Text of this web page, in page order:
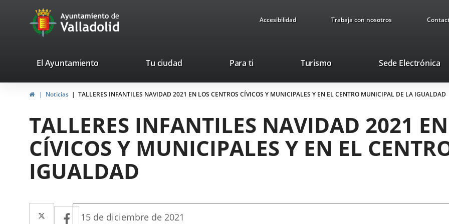
Portal
Web
Ayuntamiento
de
Accesibilidad Trabaja con nosotros
valladolid.es
El Ayuntamiento Tu ciudad Para ti TurismoThis
will
open
a
pop-
up
window.
Sede Electrónica
HomeNoticias TALLERES INFANTILES NAVIDAD 2021 EN LOS CENTROS CÍVICOS Y MUNICIPALES Y EN EL CENTRO MUNICIPAL DE LA IGUALDAD
TALLERES INFANTILES NAVIDAD 2021
CÍVICOS Y MUNICIPALES Y EN EL
IGUALDAD
Twitter
EnlaceFacebook
Enlace
Fecha
15 de diciembre de 2021